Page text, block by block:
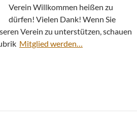
Verein Willkommen heißen zu
dürfen! Vielen Dank! Wenn Sie
Verein zu unterstützen, schauen
Mitglied werden…